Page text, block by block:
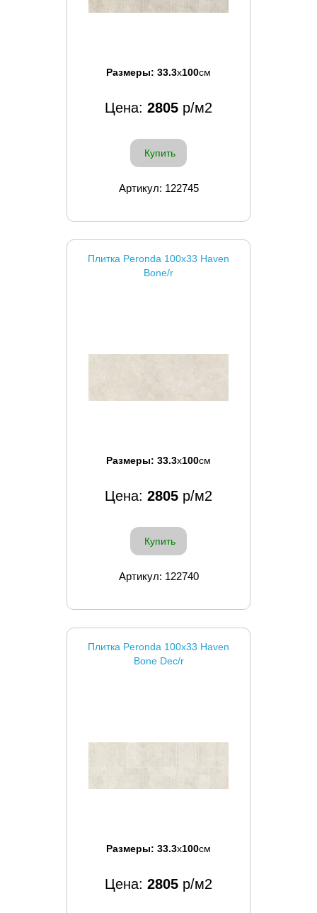
Размеры: 33.3x100см
Цена: 2805 р/м2
Купить
Артикул: 122745
Плитка Peronda 100x33 Haven
Bone/r
Размеры: 33.3x100см
Цена: 2805 р/м2
Купить
Артикул: 122740
Плитка Peronda 100x33 Haven
Bone Dec/r
Размеры: 33.3x100см
Цена: 2805 р/м2